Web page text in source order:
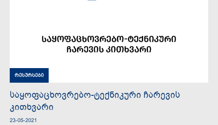
რესურსები
საყოფაცხოვრებო-ტექნიკური ჩარევის
კითხვარი
23-05-2021